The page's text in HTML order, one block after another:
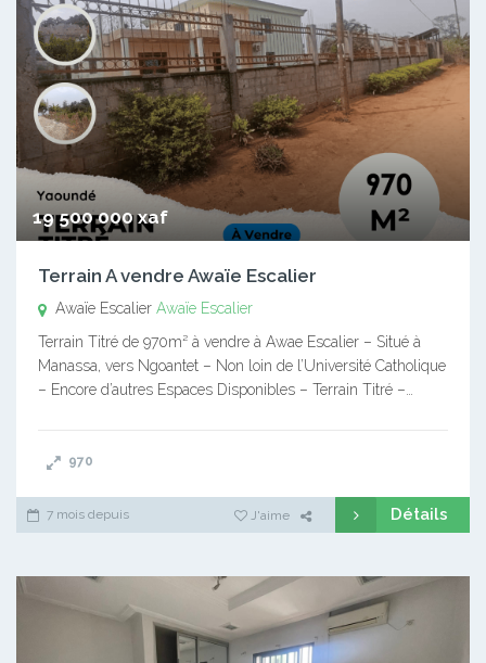
19 500 000 xaf
Terrain A vendre Awaïe Escalier
Awaïe Escalier Awaïe Escalier
Terrain Titré de 970m² à vendre à Awae Escalier – Situé à
Manassa, vers Ngoantet – Non loin de l’Université Catholique
– Encore d’autres Espaces Disponibles – Terrain Titré –…
970
7 mois depuis J'aime Détails